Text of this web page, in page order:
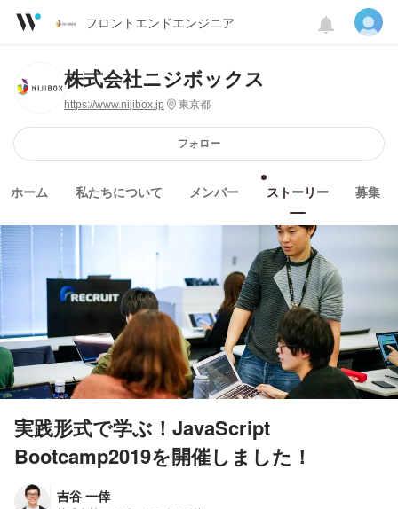
フロントエンドエンジニア
株式会社ニジボックス
https://www.nijibox.jp 東京都
フォロー
ホーム 私たちについて メンバー ストーリー 募集
実践形式で学ぶ！JavaScript
Bootcamp2019を開催しました！
吉谷 一倖